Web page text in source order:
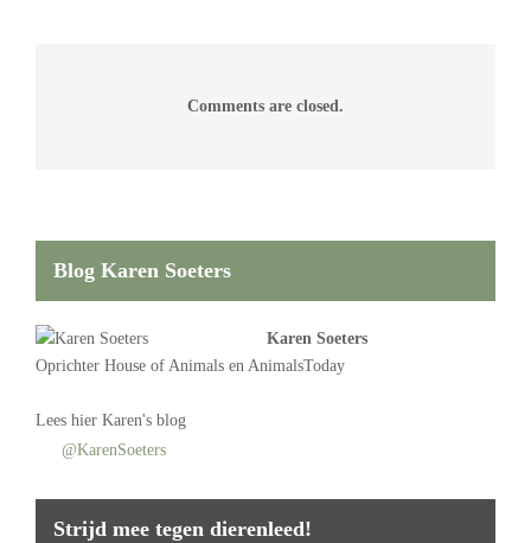
Comments are closed.
Blog Karen Soeters
Karen Soeters
Oprichter House of Animals en AnimalsToday
Lees hier Karen's blog
@KarenSoeters
Strijd mee tegen dierenleed!